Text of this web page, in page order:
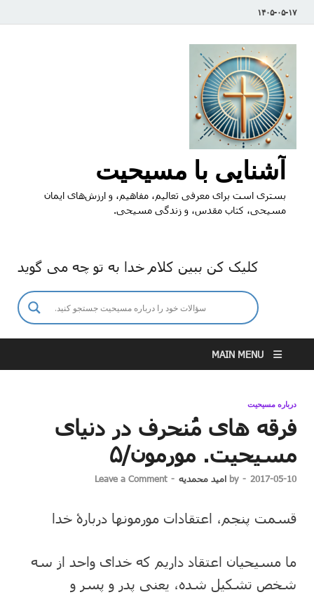
۱۴۰۵-۰۵-۱۷
آشنایی با مسیحیت
بستری است برای معرفی تعالیم، مفاهیم، و ارزش‌های ایمان
مسیحی، کتاب مقدس، و زندگی مسیحی.
کلیک کن ببین کلام خدا به تو چه می گوید
MAIN MENU
درباره مسیحیت
فرقه ‌های مُنحرف در دنیای
مسیحیت. مورمون/۵
2017-05-10
-
by امید محمدیه -
Leave a Comment
قسمت پنجم، اعتقادات مورمونها دربارۀ خدا
ما مسیحیان اعتقاد داریم که خدای واحد از سه
شخص تشکیل شده، یعنی پدر و پسر و